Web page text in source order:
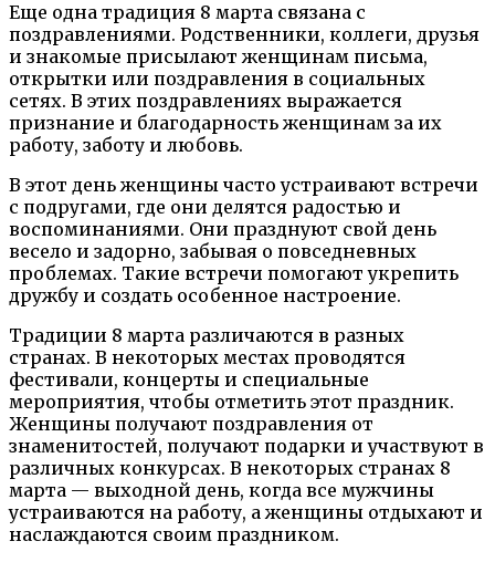
Еще одна традиция 8 марта связана с
поздравлениями. Родственники, коллеги, друзья
и знакомые присылают женщинам письма,
открытки или поздравления в социальных
сетях. В этих поздравлениях выражается
признание и благодарность женщинам за их
работу, заботу и любовь.
В этот день женщины часто устраивают встречи
с подругами, где они делятся радостью и
воспоминаниями. Они празднуют свой день
весело и задорно, забывая о повседневных
проблемах. Такие встречи помогают укрепить
дружбу и создать особенное настроение.
Традиции 8 марта различаются в разных
странах. В некоторых местах проводятся
фестивали, концерты и специальные
мероприятия, чтобы отметить этот праздник.
Женщины получают поздравления от
знаменитостей, получают подарки и участвуют в
различных конкурсах. В некоторых странах 8
марта — выходной день, когда все мужчины
устраиваются на работу, а женщины отдыхают и
наслаждаются своим праздником.